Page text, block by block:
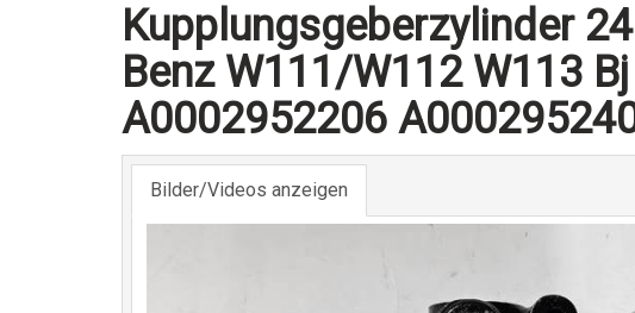
Kupplungsgeberzylinder
Benz W111/W112 W113
A0002952206
Bilder/Videos anzeigen